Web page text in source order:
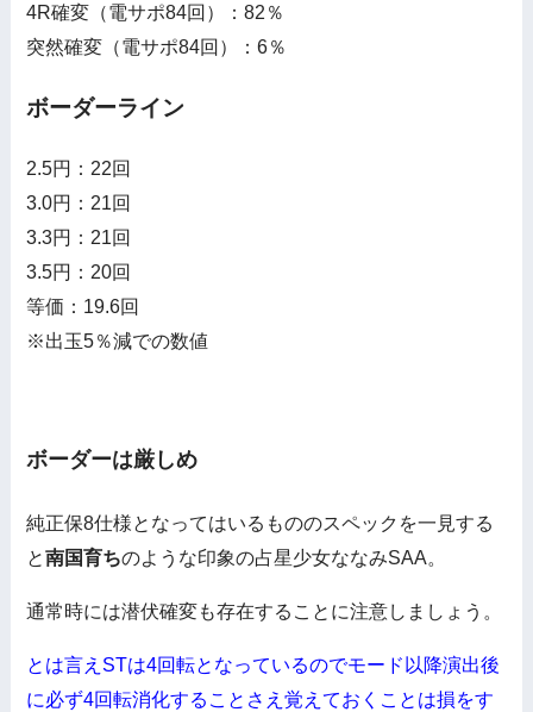
4R確変（電サポ84回）：82％
突然確変（電サポ84回）：6％
ボーダーライン
2.5円：22回
3.0円：21回
3.3円：21回
3.5円：20回
等価：19.6回
※出玉5％減での数値
ボーダーは厳しめ
純正保8仕様となってはいるもののスペックを一見する
と南国育ちのような印象の占星少女ななみSAA。
通常時には潜伏確変も存在することに注意しましょう。
とは言えSTは4回転となっているのでモード以降演出後
に必ず4回転消化することさえ覚えておくことは損をす